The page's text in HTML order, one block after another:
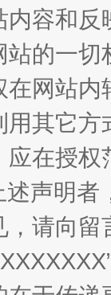
除
内容和
的一
网站
其它
在授
述声明
请向